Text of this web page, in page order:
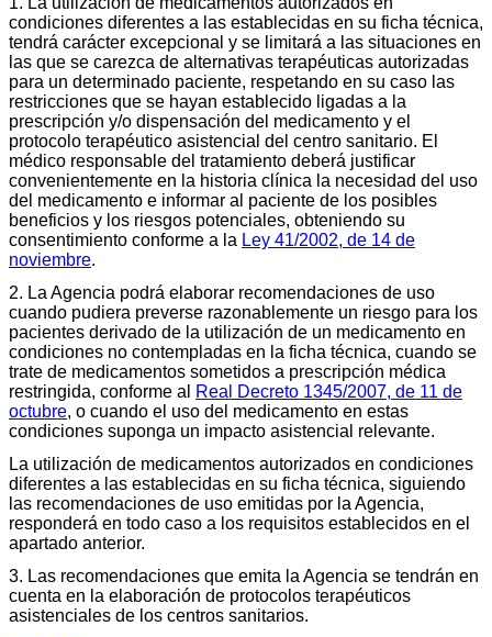
condiciones diferentes a las establecidas en su ficha técnica,
tendrá carácter excepcional y se limitará a las situaciones en
las que se carezca de alternativas terapéuticas autorizadas
para un determinado paciente, respetando en su caso las
restricciones que se hayan establecido ligadas a la
prescripción y/o dispensación del medicamento y el
protocolo terapéutico asistencial del centro sanitario. El
médico responsable del tratamiento deberá justificar
convenientemente en la historia clínica la necesidad del uso
del medicamento e informar al paciente de los posibles
beneficios y los riesgos potenciales, obteniendo su
consentimiento conforme a la Ley 41/2002, de 14 de
noviembre.
2. La Agencia podrá elaborar recomendaciones de uso
cuando pudiera preverse razonablemente un riesgo para los
pacientes derivado de la utilización de un medicamento en
condiciones no contempladas en la ficha técnica, cuando se
trate de medicamentos sometidos a prescripción médica
restringida, conforme al
Real Decreto 1345/2007, de 11 de
octubre, o cuando el uso del medicamento en estas
condiciones suponga un impacto asistencial relevante.
La utilización de medicamentos autorizados en condiciones
diferentes a las establecidas en su ficha técnica, siguiendo
las recomendaciones de uso emitidas por la Agencia,
responderá en todo caso a los requisitos establecidos en el
apartado anterior.
3. Las recomendaciones que emita la Agencia se tendrán en
cuenta en la elaboración de protocolos terapéuticos
asistenciales de los centros sanitarios.